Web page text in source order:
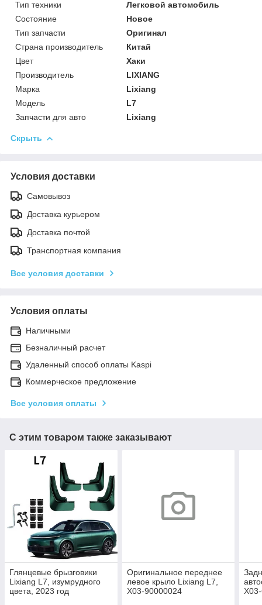
Тип техники
Легковой автомобиль
Состояние
Новое
Тип запчасти
Оригинал
Страна производитель
Китай
Цвет
Хаки
Производитель
LIXIANG
Марка
Lixiang
Модель
L7
Запчасти для авто
Lixiang
Скрыть
Условия доставки
Самовывоз
Доставка курьером
Доставка почтой
Транспортная компания
Все условия доставки
Условия оплаты
Наличными
Безналичный расчет
Удаленный способ оплаты Kaspi
Коммерческое предложение
Все условия оплаты
С этим товаром также заказывают
Глянцевые брызговики
Lixiang L7, изумрудного
цвета, 2023 год
Оригинальное переднее
левое крыло Lixiang L7,
X03-90000024